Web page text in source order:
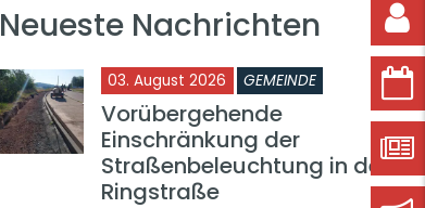
Neueste Nachrichten
03. August 2026 GEMEINDE
Vorübergehende
Einschränkung der
Straßenbeleuchtung in der
Ringstraße